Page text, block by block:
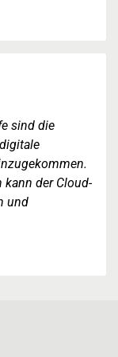
sind die
kann der Cloud-
und